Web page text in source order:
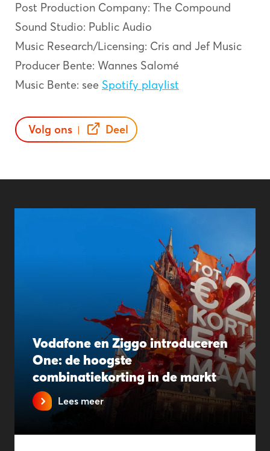
Post Production Company: The Compound
Sound Studio: Public Audio
Music Research/Licensing: Cris and Jef Music
Producer Bente: Wannes Salomé
Music Bente: see Spotify playlist
Volg ons | Deel
Vodafone en Ziggo introduceren
One: de hoogste
combinatiekorting in de markt
Lees meer